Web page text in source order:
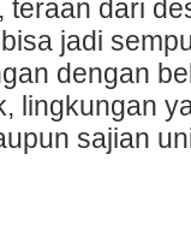
teraan dari
jadi
dengan
lingkungan
sajian